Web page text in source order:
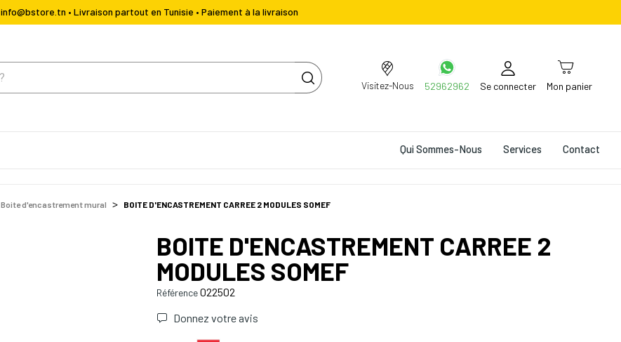
info@bstore.tn • Livraison partout en Tunisie • Paiement à la livraison
Visitez-Nous 52962962 Se connecter Mon panier
Qui Sommes-Nous Services Contact
Boite d'encastrement mural BOITE D'ENCASTREMENT CARREE 2 MODULES SOMEF
BOITE D'ENCASTREMENT CARREE 2
MODULES SOMEF
Référence022502
Donnez votre avis